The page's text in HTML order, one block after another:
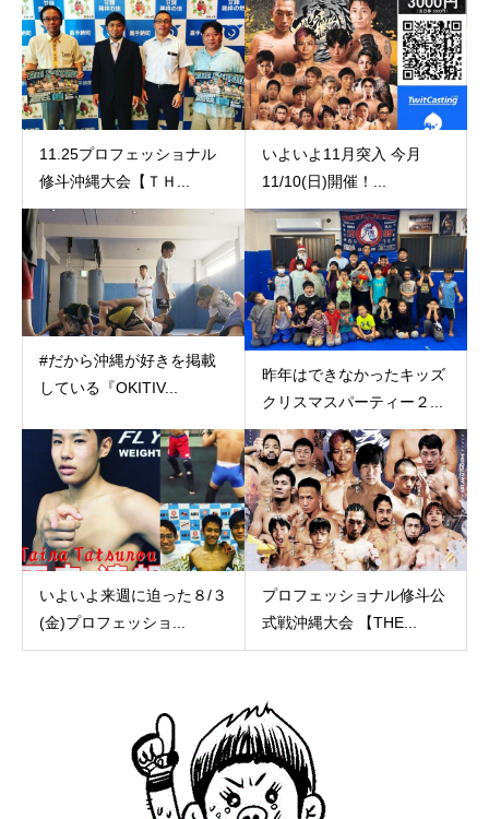
11.25プロフェッショナル
修斗沖縄大会【ＴＨ...
いよいよ11月突入 今月
11/10(日)開催！...
#だから沖縄が好きを掲載
している『OKITIV...
昨年はできなかったキッズ
クリスマスパーティー２...
いよいよ来週に迫った８/３
(金)プロフェッショ...
プロフェッショナル修斗公
式戦沖縄大会 【THE...